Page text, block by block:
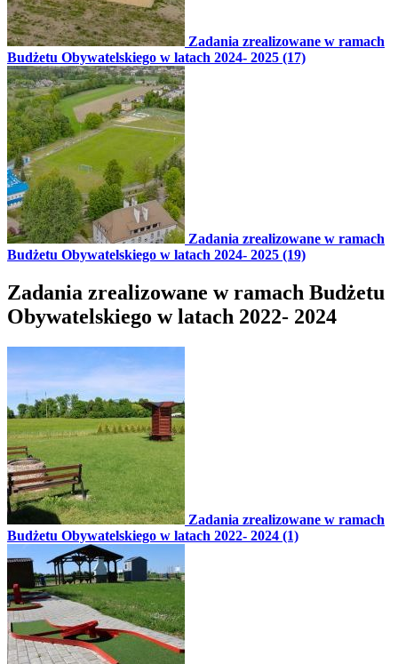
Zadania zrealizowane w ramach
Budżetu Obywatelskiego w latach 2024- 2025 (17)
Zadania zrealizowane w ramach
Budżetu Obywatelskiego w latach 2024- 2025 (19)
Zadania zrealizowane w ramach Budżetu
Obywatelskiego w latach 2022- 2024
Zadania zrealizowane w ramach
Budżetu Obywatelskiego w latach 2022- 2024 (1)